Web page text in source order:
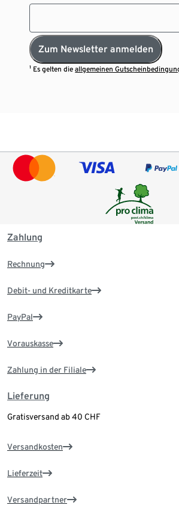
Zum Newsletter anmelden
¹ Es gelten dieallgemeinen
Zahlung
Rechnung
Debit- und Kreditkarte
PayPal
Vorauskasse
Zahlung in der Filiale
Lieferung
Gratisversand ab 40 CHF
Versandkosten
Lieferzeit
Versandpartner